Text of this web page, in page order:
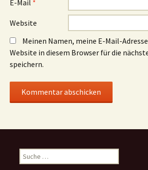
E-Mail *
Website
Meinen Namen, meine E-Mail-
Website in diesem Browser für die
speichern.
Suche
nach: